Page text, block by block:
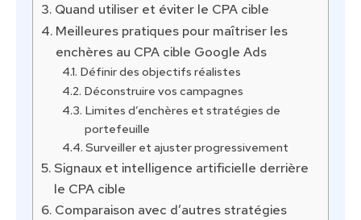
Quand utiliser et éviter le CPA cible
Meilleures pratiques pour maîtriser les
enchères au CPA cible Google Ads
Définir des objectifs réalistes
Déconstruire vos campagnes
Limites d’enchères et stratégies de
portefeuille
Surveiller et ajuster progressivement
Signaux et intelligence artificielle derrière
le CPA cible
Comparaison avec d’autres stratégies